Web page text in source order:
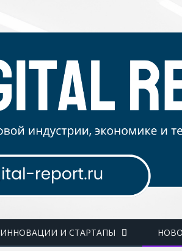
ИННОВАЦИИ И СТАРТАПЫ